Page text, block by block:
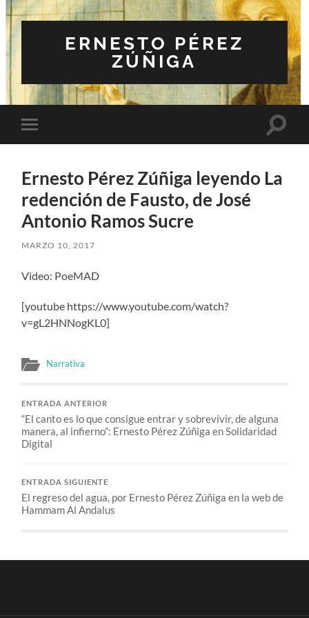
ERNESTO PÉREZ
ZÚÑIGA
Alternar
el
Ernesto Pérez Zúñiga leyendo La
redención de Fausto, de José
Antonio Ramos Sucre
MARZO 10, 2017
Video: PoeMAD
[youtube https://www.youtube.com/watch?
v=gL2HNNogKL0]
Narrativa
ENTRADA ANTERIOR
“El canto es lo que consigue entrar y sobrevivir, de alguna
manera, al infierno”: Ernesto Pérez Zúñiga en Solidaridad
Digital
ENTRADA SIGUIENTE
El regreso del agua, por Ernesto Pérez Zúñiga en la web de
Hammam Al Andalus